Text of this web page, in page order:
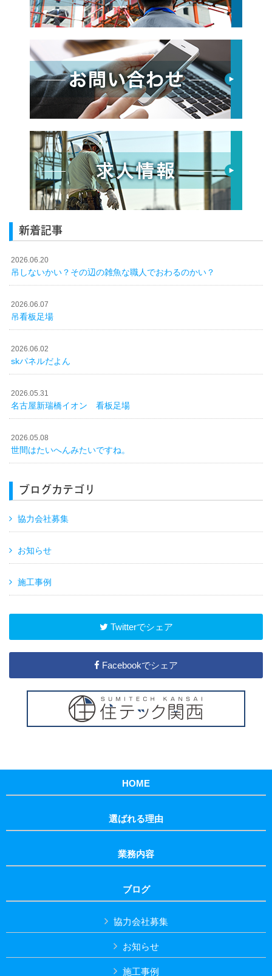
新着記事
2026.06.20
吊しないかい？その辺の雑魚な職人でおわるのかい？
2026.06.07
吊看板足場
2026.06.02
skパネルだよん
2026.05.31
名古屋新瑞橋イオン 看板足場
2026.05.08
世間はたいへんみたいですね。
ブログカテゴリ
協力会社募集
お知らせ
施工事例
Twitterでシェア
Facebookでシェア
HOME
選ばれる理由
業務内容
ブログ
協力会社募集
お知らせ
施工事例